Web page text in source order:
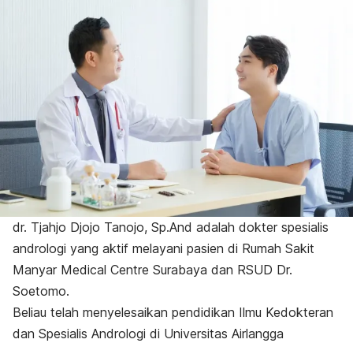
dr. Tjahjo Djojo Tanojo, Sp.And adalah dokter spesialis
andrologi yang aktif melayani pasien di Rumah Sakit
Manyar Medical Centre Surabaya dan RSUD Dr.
Soetomo.
Beliau telah menyelesaikan pendidikan Ilmu Kedokteran
dan Spesialis Andrologi di Universitas Airlangga